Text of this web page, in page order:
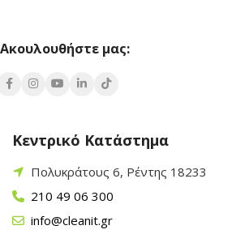
Ακουλουθήστε μας:
Κεντρικό Κατάστημα
Πολυκράτους 6, Ρέντης 18233
210 49 06 300
info@cleanit.gr